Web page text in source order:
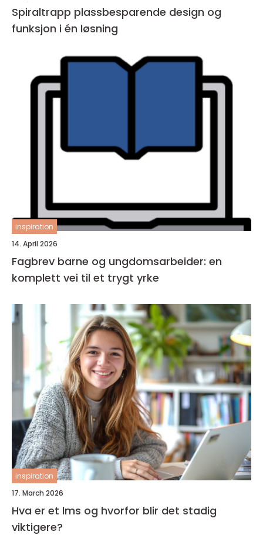
Spiraltrapp plassbesparende design og
funksjon i én løsning
inspiration
14. April 2026
Fagbrev barne og ungdomsarbeider: en
komplett vei til et trygt yrke
inspiration
17. March 2026
Hva er et lms og hvorfor blir det stadig
viktigere?